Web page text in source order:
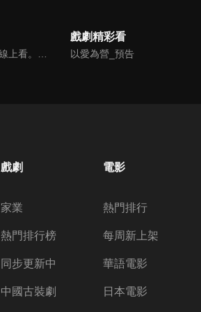
戲劇精彩看
以愛為營_預告
戲劇
家業
熱門排行榜
同步更新中
中國古裝劇
電影
熱門排行
每周新上架
華語電影
日本電影